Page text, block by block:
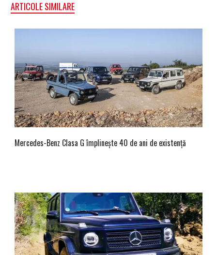
ARTICOLE SIMILARE
Mercedes-Benz Clasa G împlinește 40 de ani de existență